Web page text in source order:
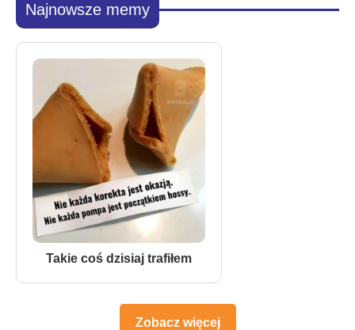
Najnowsze memy
Takie coś dzisiaj trafiłem
Zobacz więcej